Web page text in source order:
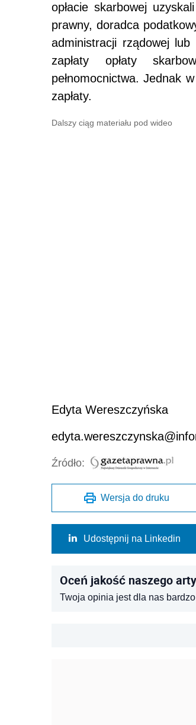
opłacie skarbowej
prawny, doradca
administracji rządowej
zapłaty opłaty
pełnomocnictwa. Jednak
zapłaty.
Dalszy ciąg materiału pod wideo
Edyta Wereszczyńska
Źródło:
Wersja do druku
Udostępnij na Linkedin
Oceń jakość naszego
Twoja opinia jest dla nas